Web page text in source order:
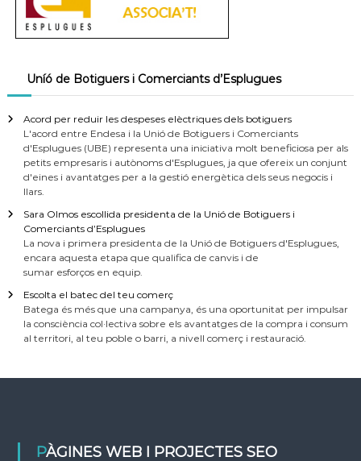
Uníó de Botiguers i Comerciants d’Esplugues
Acord per reduir les despeses elèctriques dels botiguers
L'acord entre Endesa i la Unió de Botiguers i Comerciants
d'Esplugues (UBE) representa una iniciativa molt beneficiosa per als
petits empresaris i autònoms d'Esplugues, ja que ofereix un conjunt
d'eines i avantatges per a la gestió energètica dels seus negocis i
llars.
Sara Olmos escollida presidenta de la Unió de Botiguers i
Comerciants d’Esplugues
La nova i primera presidenta de la Unió de Botiguers d'Esplugues,
encara aquesta etapa que qualifica de canvis i de
sumar esforços en equip.
Escolta el batec del teu comerç
Batega és més que una campanya, és una oportunitat per impulsar
la consciència col·lectiva sobre els avantatges de la compra i consum
al territori, al teu poble o barri, a nivell comerç i restauració.
PÀGINES WEB I PROJECTES SEO